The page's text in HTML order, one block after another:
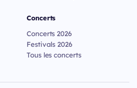
Concerts
Concerts 2026
Festivals 2026
Tous les concerts